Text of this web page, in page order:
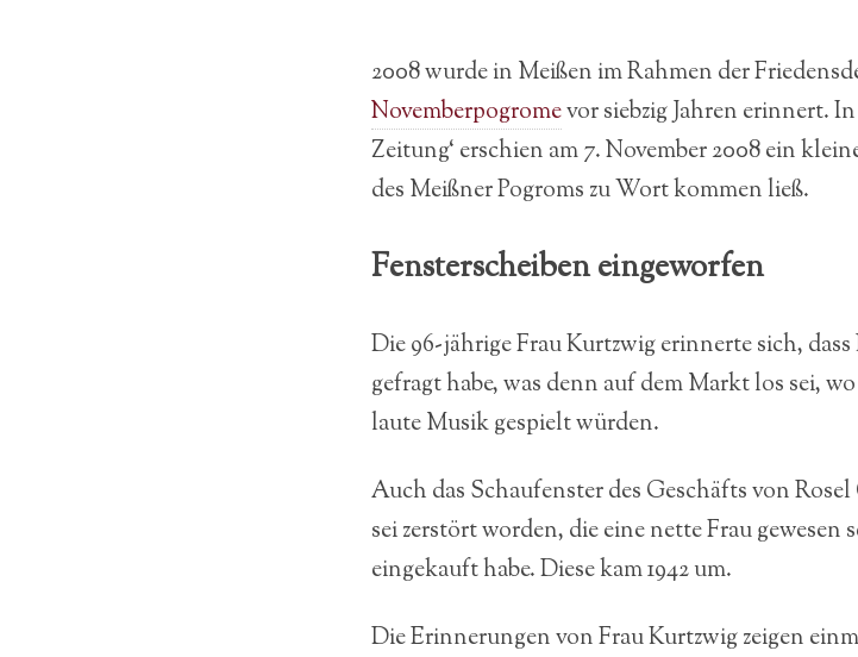
2008 wurde in Meißen im Rahmen der
Novemberpogromevor siebzig Jahren erinnert.
Zeitung‘ erschien am 7. November 2008 ein
des Meißner Pogroms zu Wort kommen ließ.
Fensterscheiben eingeworfen
Die 96-jährige Frau Kurtzwig erinnerte sich,
gefragt habe, was denn auf dem Markt los sei,
laute Musik gespielt würden.
Auch das Schaufenster des Geschäfts von
sei zerstört worden, die eine nette Frau gewesen
eingekauft habe. Diese kam 1942 um.
Die Erinnerungen von Frau Kurtzwig zeigen